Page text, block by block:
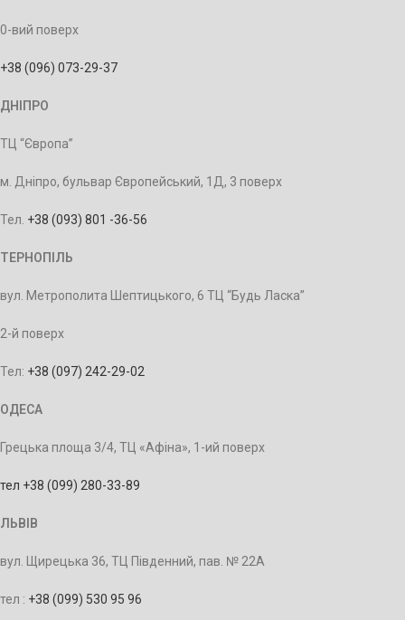
0-вий поверх
+38 (096) 073-29-37
ДНІПРО
ТЦ “Європа”
м. Дніпро, бульвар Європейський, 1Д, 3 поверх
Тел. +38 (093) 801 -36-56
ТЕРНОПІЛЬ
вул. Метрополита Шептицького, 6 ТЦ “Будь Ласка”
2-й поверх
Тел: +38 (097) 242-29-02
ОДЕСА
Грецька площа 3/4, ТЦ «Афіна», 1-ий поверх
тел +38 (099) 280-33-89
ЛЬВІВ
вул. Щирецька 36, ТЦ Південний, пав. № 22А
тел : +38 (099) 530 95 96